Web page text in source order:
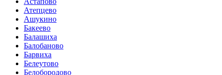
Атепцево
Ашукино
Бакеево
Балашиха
Балобаново
Барвиха
Белеутово
Белобородово